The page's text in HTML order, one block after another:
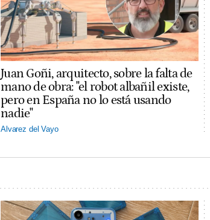
Juan Goñi, arquitecto, sobre la falta de
mano de obra: "el robot albañil existe,
pero en España no lo está usando
nadie"
Alvarez del Vayo